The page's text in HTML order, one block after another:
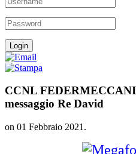
CCNL
messaggio Re David
on 01 Febbraio 2021 .